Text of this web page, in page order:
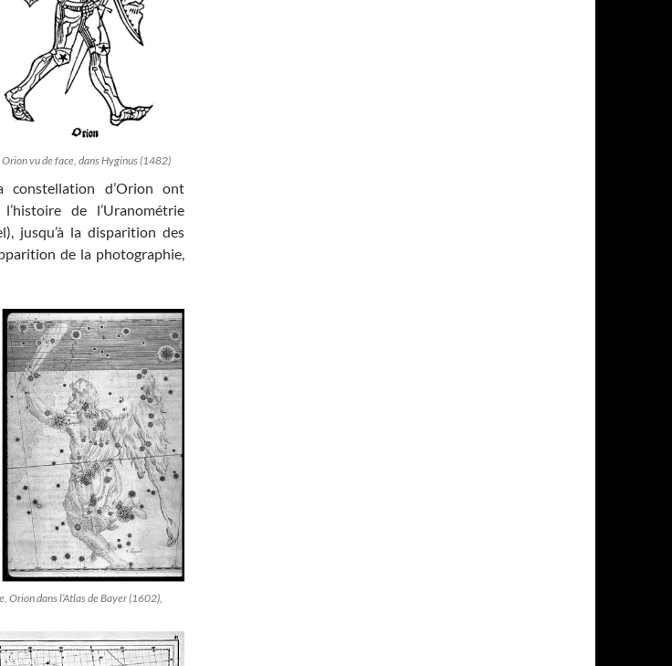
vu de face, dans Hyginus (1482)
constellation d’Orion ont
de l’Uranométrie
jusqu’à la disparition des
de la photographie,
Orion dans l’Atlas de Bayer (1602),